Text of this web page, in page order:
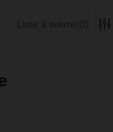
Liste à suivre(0)